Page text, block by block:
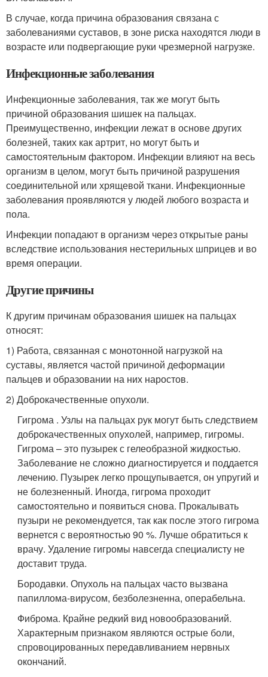
В случае, когда причина образования связана с
заболеваниями суставов, в зоне риска находятся люди в
возрасте или подвергающие руки чрезмерной нагрузке.
Инфекционные заболевания
Инфекционные заболевания, так же могут быть
причиной образования шишек на пальцах.
Преимущественно, инфекции лежат в основе других
болезней, таких как артрит, но могут быть и
самостоятельным фактором. Инфекции влияют на весь
организм в целом, могут быть причиной разрушения
соединительной или хрящевой ткани. Инфекционные
заболевания проявляются у людей любого возраста и
пола.
Инфекции попадают в организм через открытые раны
вследствие использования нестерильных шприцев и во
время операции.
Другие причины
К другим причинам образования шишек на пальцах
относят:
1) Работа, связанная с монотонной нагрузкой на
суставы, является частой причиной деформации
пальцев и образовании на них наростов.
2) Доброкачественные опухоли.
Гигрома . Узлы на пальцах рук могут быть следствием
доброкачественных опухолей, например, гигромы.
Гигрома – это пузырек с гелеобразной жидкостью.
Заболевание не сложно диагностируется и поддается
лечению. Пузырек легко прощупывается, он упругий и
не болезненный. Иногда, гигрома проходит
самостоятельно и появиться снова. Прокалывать
пузыри не рекомендуется, так как после этого гигрома
вернется с вероятностью 90 %. Лучше обратиться к
врачу. Удаление гигромы навсегда специалисту не
доставит труда.
Бородавки. Опухоль на пальцах часто вызвана
папиллома-вирусом, безболезненна, операбельна.
Фиброма. Крайне редкий вид новообразований.
Характерным признаком являются острые боли,
спровоцированных передавливанием нервных
окончаний.